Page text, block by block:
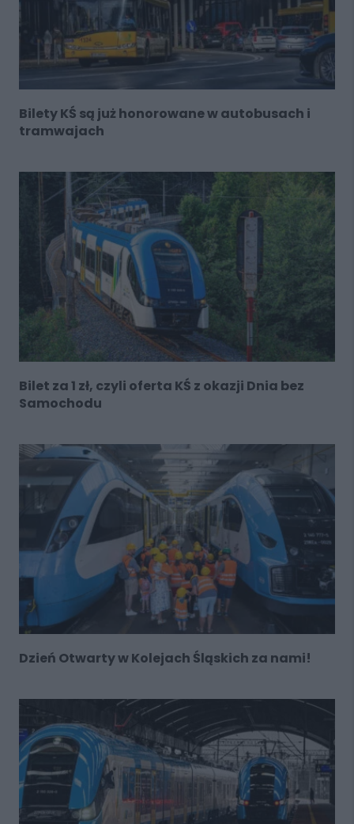
Bilety KŚ są już honorowane w autobusach i
tramwajach
Bilet za 1 zł, czyli oferta KŚ z okazji Dnia bez
Samochodu
Dzień Otwarty w Kolejach Śląskich za nami!